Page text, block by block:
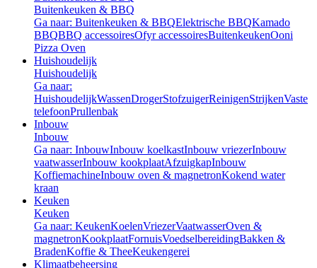
Buitenkeuken & BBQ
Ga naar: Buitenkeuken & BBQElektrische BBQKamado
BBQBBQ accessoiresOfyr accessoiresBuitenkeukenOoni
Pizza Oven
Huishoudelijk
Huishoudelijk
Ga naar:
HuishoudelijkWassenDrogerStofzuigerReinigenStrijkenVaste
telefoonPrullenbak
Inbouw
Inbouw
Ga naar: InbouwInbouw koelkastInbouw vriezerInbouw
vaatwasserInbouw kookplaatAfzuigkapInbouw
KoffiemachineInbouw oven & magnetronKokend water
kraan
Keuken
Keuken
Ga naar: KeukenKoelenVriezerVaatwasserOven &
magnetronKookplaatFornuisVoedselbereidingBakken &
BradenKoffie & TheeKeukengerei
Klimaatbeheersing